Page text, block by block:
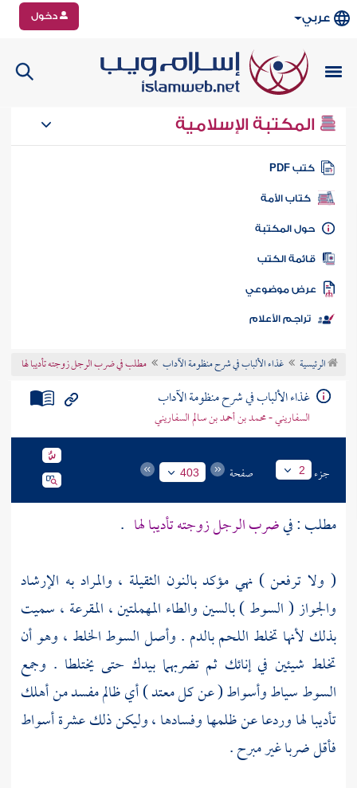
عربي دخول
المكتبة الإسلامية
كتب PDF
كتاب الأمة
المكتبة
الكتب
موضوعي
تراجم الأعلام
الرئيسية غذاء الألباب في شرح منظومة الآداب مطلب في ضرب الرجل زوجته تأديبا لها
غذاء الألباب في شرح منظومة الآداب
السفاريني - محمد بن أحمد بن سالم السفاريني
جزء 2 صفحة 403
مطلب : فيضرب الرجل زوجته تأديبا لها .
( ولا ترفعن ) نهي مؤكد بالنون الثقيلة ، والمراد به الإرشاد
والجواز ( السوط ) بالسين والطاء المهملتين ، المقرعة ، سميت
بذلك لأنها تخلط اللحم بالدم . وأصل السوط الخلط ، وهو أن
تخلط شيئين في إنائك ثم تضربهما بيدك حتى يختلطا . وجمع
السوط سياط وأسواط ( عن كل معتد ) أي ظالم مفسد من أهلك
تأديبا لها وردعا عن ظلمها وفسادها ، وليكن ذلك عشرة أسواط
فأقل ضربا غير مبرح .